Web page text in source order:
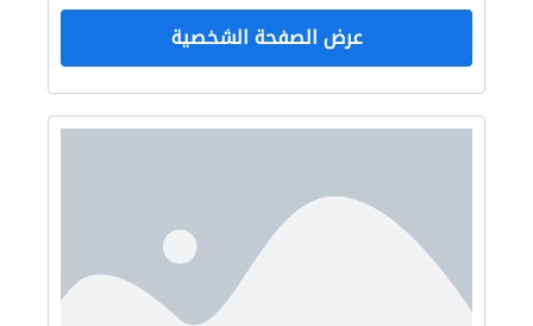
عرض الصفحة الشخصية